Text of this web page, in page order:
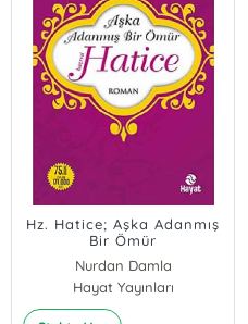
Hz. Hatice; Aşka Adanmış
Bir Ömür
Nurdan Damla
Hayat Yayınları